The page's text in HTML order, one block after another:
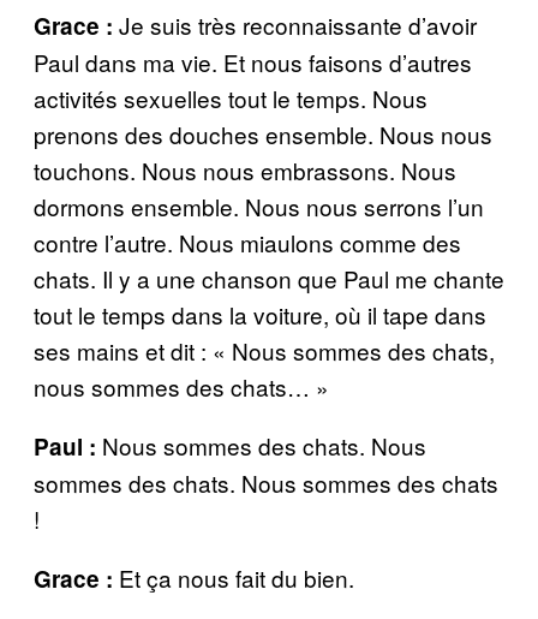
Grace : Je suis très reconnaissante d’avoir
Paul dans ma vie. Et nous faisons d’autres
activités sexuelles tout le temps. Nous
prenons des douches ensemble. Nous nous
touchons. Nous nous embrassons. Nous
dormons ensemble. Nous nous serrons l’un
contre l’autre. Nous miaulons comme des
chats. Il y a une chanson que Paul me chante
tout le temps dans la voiture, où il tape dans
ses mains et dit : « Nous sommes des chats,
nous sommes des chats… »
Paul : Nous sommes des chats. Nous
sommes des chats. Nous sommes des chats
!
Grace : Et ça nous fait du bien.